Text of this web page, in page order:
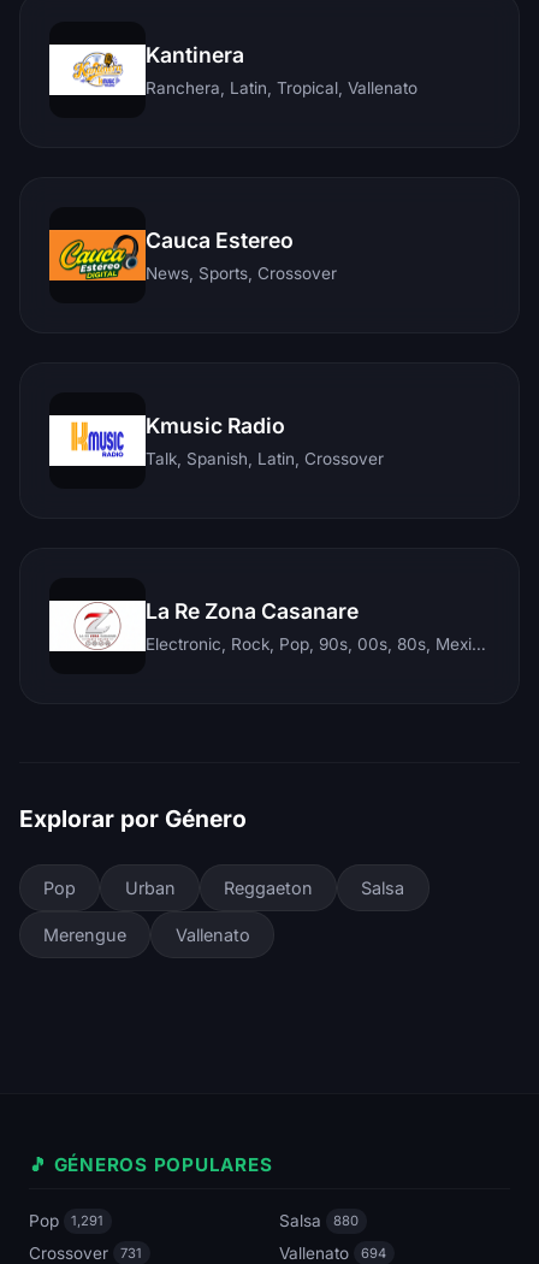
Kantinera
Ranchera, Latin, Tropical, Vallenato
Cauca Estereo
News, Sports, Crossover
Kmusic Radio
Talk, Spanish, Latin, Crossover
La Re Zona Casanare
Electronic, Rock, Pop, 90s, 00s, 80s, Mexican, Ranchera, Reggaeton, Instrumental, Salsa, Merengue, Tropical, Romantic, Vallenato, Llanera
Explorar por Género
Pop Urban Reggaeton Salsa
Merengue Vallenato
🎵 GÉNEROS POPULARES
Pop 1,291 Salsa 880
Crossover 731 Vallenato 694